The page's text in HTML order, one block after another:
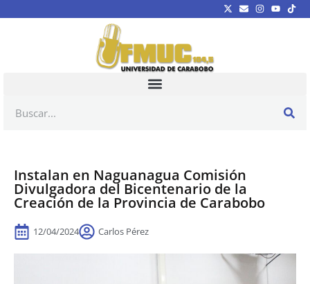
Instalan en Naguanagua Comisión
Divulgadora del Bicentenario de la
Creación de la Provincia de Carabobo
12/04/2024 Carlos Pérez